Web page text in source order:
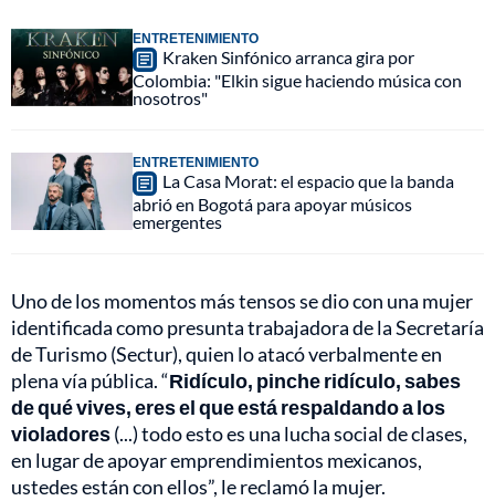
ENTRETENIMIENTO
Kraken Sinfónico arranca gira por
Colombia: "Elkin sigue haciendo música con
nosotros"
ENTRETENIMIENTO
La Casa Morat: el espacio que la banda
abrió en Bogotá para apoyar músicos
emergentes
Uno de los momentos más tensos se dio con una mujer
identificada como presunta trabajadora de la Secretaría
de Turismo (Sectur), quien lo atacó verbalmente en
plena vía pública. “Ridículo, pinche ridículo, sabes
de qué vives, eres el que está respaldando a los
violadores(...) todo esto es una lucha social de clases,
en lugar de apoyar emprendimientos mexicanos,
ustedes están con ellos”, le reclamó la mujer.